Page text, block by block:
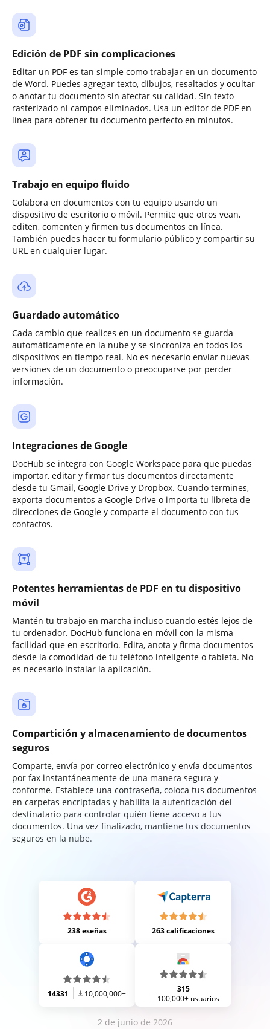
Edición de PDF sin complicaciones
Editar un PDF es tan simple como trabajar en un documento
de Word. Puedes agregar texto, dibujos, resaltados y ocultar
o anotar tu documento sin afectar su calidad. Sin texto
rasterizado ni campos eliminados. Usa un editor de PDF en
línea para obtener tu documento perfecto en minutos.
Trabajo en equipo fluido
Colabora en documentos con tu equipo usando un
dispositivo de escritorio o móvil. Permite que otros vean,
editen, comenten y firmen tus documentos en línea.
También puedes hacer tu formulario público y compartir su
URL en cualquier lugar.
Guardado automático
Cada cambio que realices en un documento se guarda
automáticamente en la nube y se sincroniza en todos los
dispositivos en tiempo real. No es necesario enviar nuevas
versiones de un documento o preocuparse por perder
información.
Integraciones de Google
DocHub se integra con Google Workspace para que puedas
importar, editar y firmar tus documentos directamente
desde tu Gmail, Google Drive y Dropbox. Cuando termines,
exporta documentos a Google Drive o importa tu libreta de
direcciones de Google y comparte el documento con tus
contactos.
Potentes herramientas de PDF en tu dispositivo
móvil
Mantén tu trabajo en marcha incluso cuando estés lejos de
tu ordenador. DocHub funciona en móvil con la misma
facilidad que en escritorio. Edita, anota y firma documentos
desde la comodidad de tu teléfono inteligente o tableta. No
es necesario instalar la aplicación.
Compartición y almacenamiento de documentos
seguros
Comparte, envía por correo electrónico y envía documentos
por fax instantáneamente de una manera segura y
conforme. Establece una contraseña, coloca tus documentos
en carpetas encriptadas y habilita la autenticación del
destinatario para controlar quién tiene acceso a tus
documentos. Una vez finalizado, mantiene tus documentos
seguros en la nube.
238 eseñas 263 calificaciones
14331 10,000,000+
315
100,000+ usuarios
2 de junio de 2026